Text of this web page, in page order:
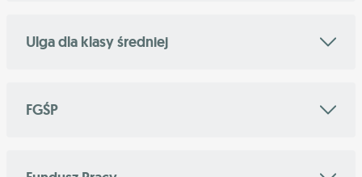
Ulga dla klasy średniej
FGŚP